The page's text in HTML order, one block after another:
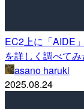
EC2上に「AIDE
を詳しく調べてみ
asano haruki
2025.08.24